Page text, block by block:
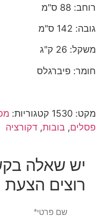
רוחב: 88 ס"מ
גובה: 142 ס"מ
משקל: 26 ק"ג
חומר: פיברגלס
מקט:1530 קטגוריות:
פסלים, בובות,דקורציה
יש שאלה
רוצים